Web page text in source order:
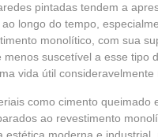
pintadas tendem a
longo do tempo,
monolítico, com sua
menos suscetível a esse tipo
vida útil consideravelmente
como cimento queimado
ao revestimento